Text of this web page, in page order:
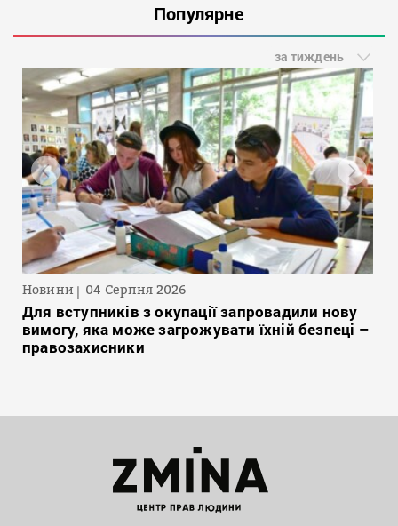
Популярне
за тиждень
Новини 04 Серпня 2026
Для вступників з окупації запровадили нову
вимогу, яка може загрожувати їхній безпеці –
правозахисники